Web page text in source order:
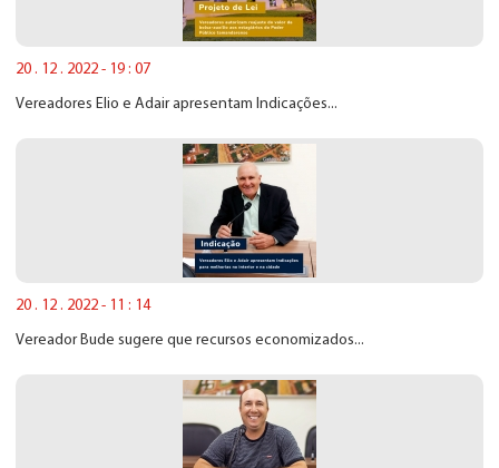
20 . 12 . 2022 - 19 : 07
Vereadores Elio e Adair apresentam Indicações...
20 . 12 . 2022 - 11 : 14
Vereador Bude sugere que recursos economizados...